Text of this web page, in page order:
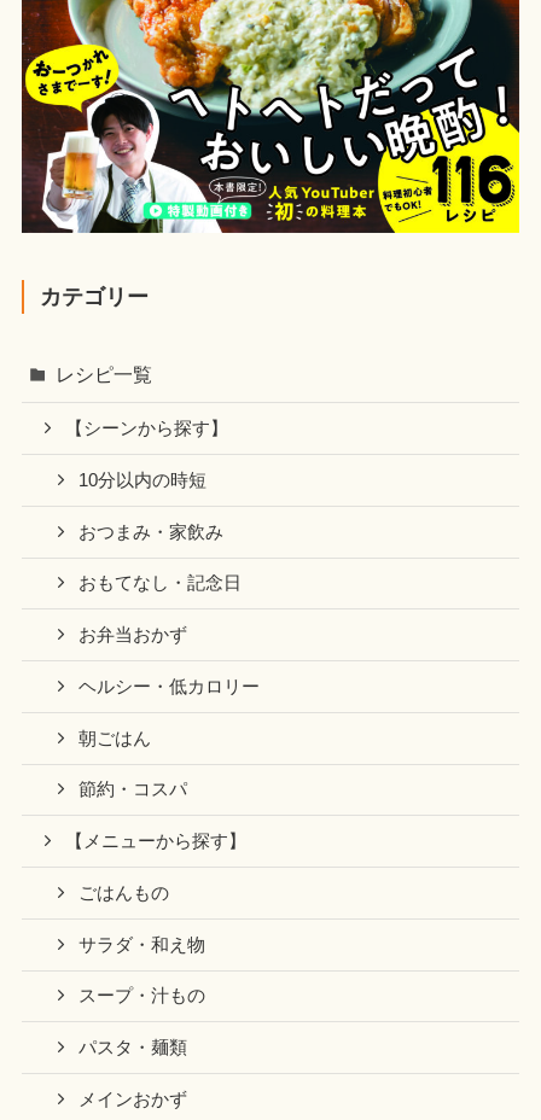
カテゴリー
レシピ一覧
【シーンから探す】
10分以内の時短
おつまみ・家飲み
おもてなし・記念日
お弁当おかず
ヘルシー・低カロリー
朝ごはん
節約・コスパ
【メニューから探す】
ごはんもの
サラダ・和え物
スープ・汁もの
パスタ・麺類
メインおかず